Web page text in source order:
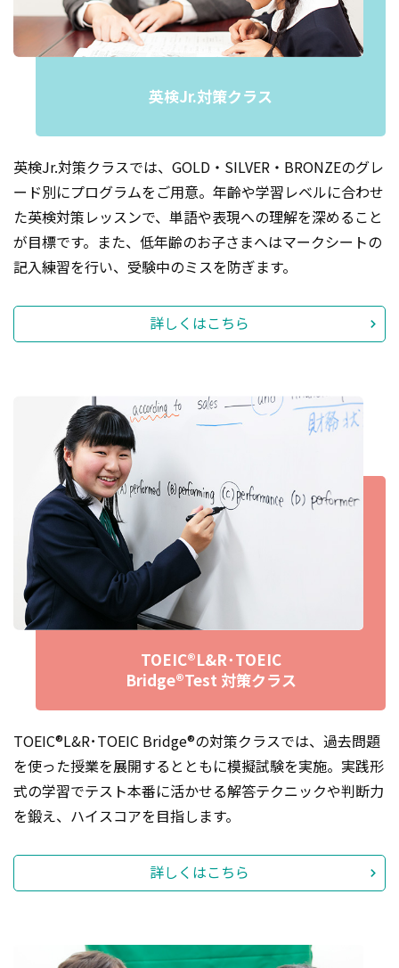
英検Jr.対策クラス
英検Jr.対策クラスでは、GOLD・SILVER・BRONZEのグレ
ード別にプログラムをご用意。年齡や学習レベルに合わせ
た英検対策レッスンで、単語や表現への理解を深めること
が目標です。また、低年齢のお子さまへはマークシートの
記入練習を行い、受験中のミスを防ぎます。
詳しくはこちら
TOEIC®L&R･TOEIC
Bridge®Test 対策クラス
TOEIC®L&R･TOEIC Bridge®の対策クラスでは、過去問題
を使った授業を展開するとともに模擬試験を実施。実践形
式の学習でテスト本番に活かせる解答テクニックや判断力
を鍛え、ハイスコアを目指します。
詳しくはこちら